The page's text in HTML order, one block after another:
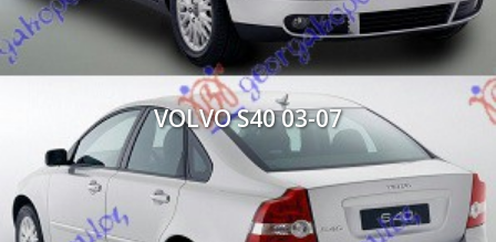
VOLVO S40 03-07